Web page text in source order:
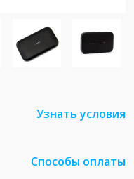
Узнать условия
Способы оплаты